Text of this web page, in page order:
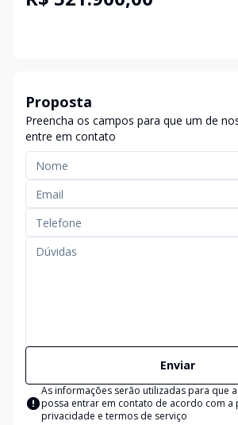
Proposta
Preencha os campos para que um de
entre em contato
Enviar
As informações serão utilizadas para que
possa entrar em contato de acordo com a
privacidade e termos de serviço